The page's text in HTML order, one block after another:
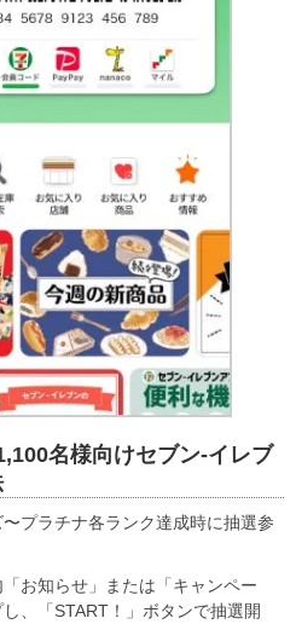
名様向けセブン‐イレブ
プラチナ各ランク達成時に抽選参
お知らせ」または「キャンペー
、「START！」ボタンで抽選開